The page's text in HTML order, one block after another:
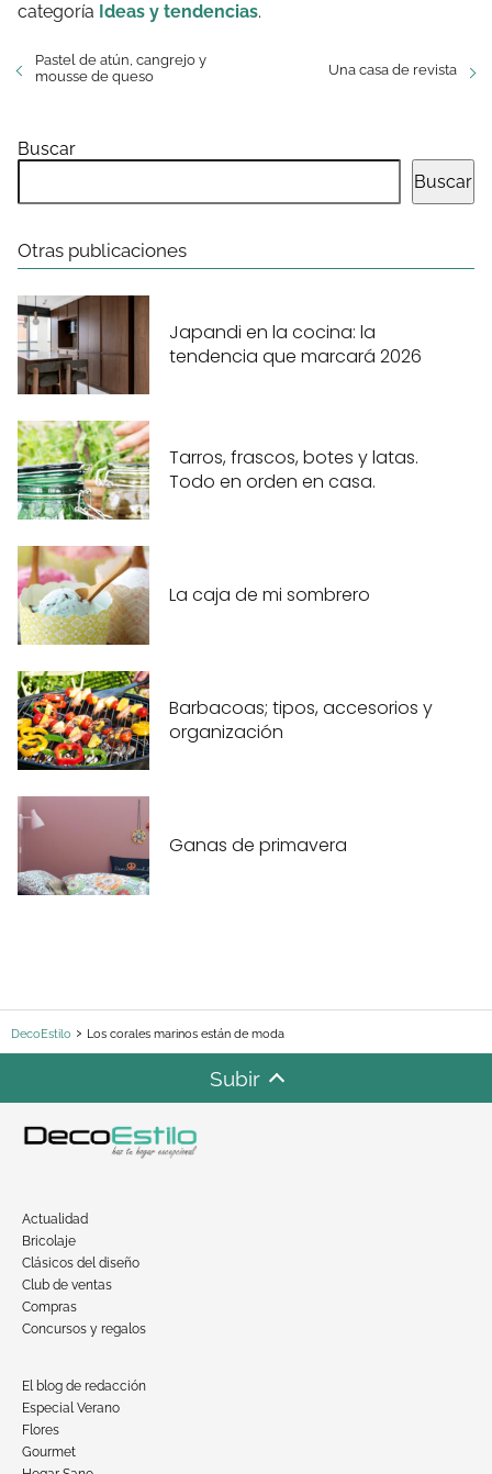
categoría Ideas y tendencias.
Pastel de atún, cangrejo y
mousse de queso
Una casa de revista
Buscar
Buscar
Otras publicaciones
Japandi en la cocina: la
tendencia que marcará 2026
Tarros, frascos, botes y latas.
Todo en orden en casa.
La caja de mi sombrero
Barbacoas; tipos, accesorios y
organización
Ganas de primavera
DecoEstilo Los corales marinos están de moda
Subir
Actualidad
Bricolaje
Clásicos del diseño
Club de ventas
Compras
Concursos y regalos
El blog de redacción
Especial Verano
Flores
Gourmet